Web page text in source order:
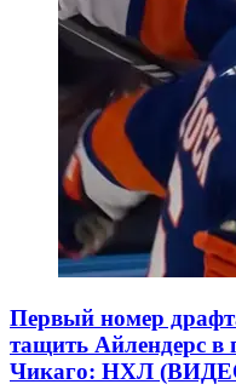
Первый номер
тащить Айлендерс в
Чикаго: НХЛ